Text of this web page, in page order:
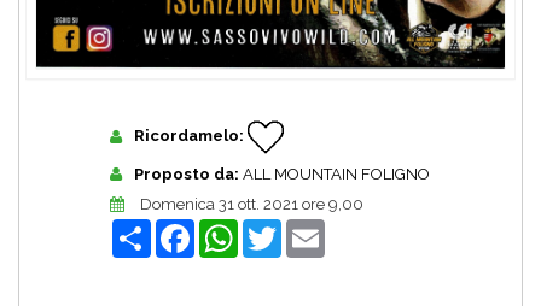
Ricordamelo:
Proposto da: ALL MOUNTAIN FOLIGNO
Domenica 31 ott. 2021 ore 9,00
Share FacebookWhatsApp
Twitter